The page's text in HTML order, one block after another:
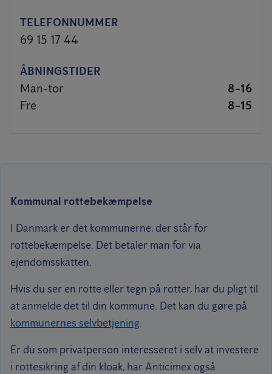
TELEFONNUMMER
69 15 17 44
ÅBNINGSTIDER
Man-tor
8-16
Fre
8-15
Kommunal rottebekæmpelse
I Danmark er det kommunerne, der står for
rottebekæmpelse. Det betaler man for via
ejendomsskatten.
Hvis du ser en rotte eller tegn på rotter, har du pligt til
at anmelde det til din kommune. Det kan du gøre på
kommunernes selvbetjening.
Er du som privatperson interesseret i selv at investere
i rottesikring af din kloak, har Anticimex også